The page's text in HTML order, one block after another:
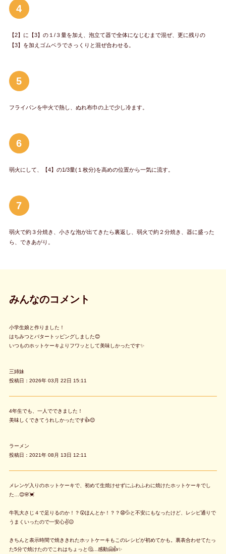
4
【2】に【3】の１/３量を加え、泡立て器で全体になじむまで混ぜ、更に残りの
【3】を加えゴムベラでさっくりと混ぜ合わせる。
5
フライパンを中火で熱し、ぬれ布巾の上で少し冷ます。
6
弱火にして、【4】の1/3量(１枚分)を高めの位置から一気に流す。
7
弱火で約３分焼き、小さな泡が出てきたら裏返し、弱火で約２分焼き、器に盛った
ら、できあがり。
みんなのコメント
小学生娘と作りました！
はちみつとバタートッピングしました😊
いつものホットケーキよりフワッとして美味しかったです✨
三姉妹
投稿日：2026年 03月 22日 15:11
4年生でも、一人でできました！
美味しくできてうれしかったです👍😊
ラーメン
投稿日：2021年 08月 13日 12:11
メレンゲ入りのホットケーキで、初めて生焼けせずにふわふわに焼けたホットケーキでし
た…😌🌸💓
牛乳大さじ４で足りるのか！？😲ほんとか！？？😧💦と不安にもなったけど、レシピ通りで
うまくいったので一安心✌️😉
きちんと表示時間で焼ききれたホットケーキもこのレシピが初めてかも。裏表合わせてたっ
た5分で焼けたのでこれはちょっと🤔…感動🤗👍✨